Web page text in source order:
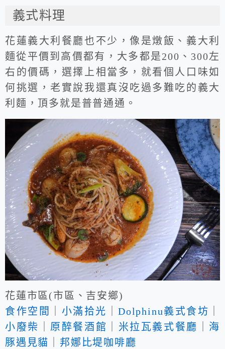
義式料理
花蓮義大利餐廳也不少，像是燉飯、義大利
麵從平價到高價都有，大多都是200、300左
右的價碼，選擇上相當多，就看個人口味如
何挑選，老實說我還真沒吃過多難吃的義大
利麵，頂多就是普普通通。
花蓮市區(市區、吉安鄉)
食作空間
小滿拾光 ｜Dolphinu義式食坊
小廢柴
原醉餐酒館 米拉瓦義式餐廳
海
豚遇見貓
｜邦娜比堤咖啡廳